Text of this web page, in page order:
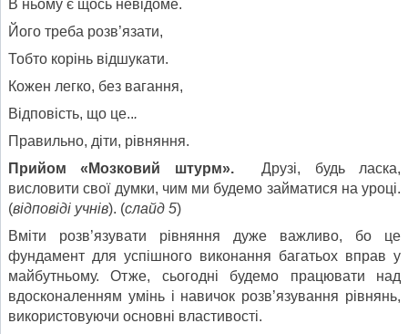
В ньому є щось невідоме.
Його треба розв’язати,
Тобто корінь відшукати.
Кожен легко, без вагання,
Відповість, що це...
Правильно, діти, рівняння.
Прийом «Мозковий штурм».Друзі, будь ласка,
висловити свої думки, чим ми будемо займатися на уроці.
(відповіді учнів). (слайд 5)
Вміти розв’язувати рівняння дуже важливо, бо це
фундамент для успішного виконання багатьох вправ у
майбутньому. Отже, сьогодні будемо працювати над
вдосконаленням умінь і навичок розв’язування рівнянь,
використовуючи основні властивості.